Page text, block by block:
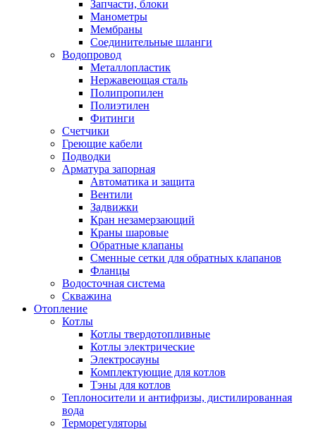
Запчасти, блоки
Манометры
Мембраны
Соединительные шланги
Водопровод
Металлопластик
Нержавеющая сталь
Полипропилен
Полиэтилен
Фитинги
Счетчики
Греющие кабели
Подводки
Арматура запорная
Автоматика и защита
Вентили
Задвижки
Кран незамерзающий
Краны шаровые
Обратные клапаны
Сменные сетки для обратных клапанов
Фланцы
Водосточная система
Скважина
Отопление
Котлы
Котлы твердотопливные
Котлы электрические
Электросауны
Комплектующие для котлов
Тэны для котлов
Теплоносители и антифризы, дистилированная
вода
Терморегуляторы